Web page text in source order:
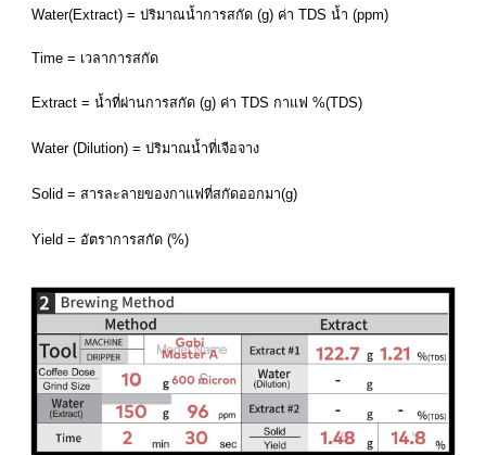
Water(Extract) = ปริมาณน้ำการสกัด (g) ค่า TDS น้ำ (ppm)
Time = เวลาการสกัด
Extract = น้ำที่ผ่านการสกัด (g) ค่า TDS กาแฟ %(TDS)
Water (Dilution) = ปริมาณน้ำที่เจือจาง
Solid = สารละลาย​ของกาแฟที่สกัดออกมา​(g)​
Yield = อัตรา​การสกัด​ ​(​%)